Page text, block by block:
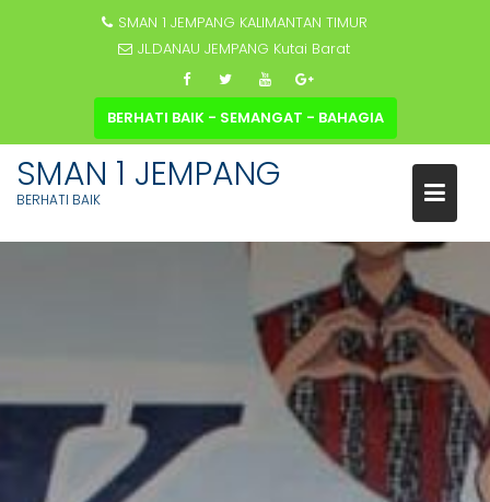
SMAN 1 JEMPANG KALIMANTAN TIMUR
JL.DANAU JEMPANG Kutai Barat
BERHATI BAIK - SEMANGAT - BAHAGIA
SMAN 1 JEMPANG
BERHATI BAIK